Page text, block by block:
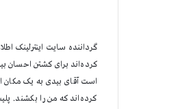
گرداننده سایت اینترلینک
کرده‌اند برای کشتن احسان
است آقای بیدی به یک مکان
کرده‌اند که من را بکشند.